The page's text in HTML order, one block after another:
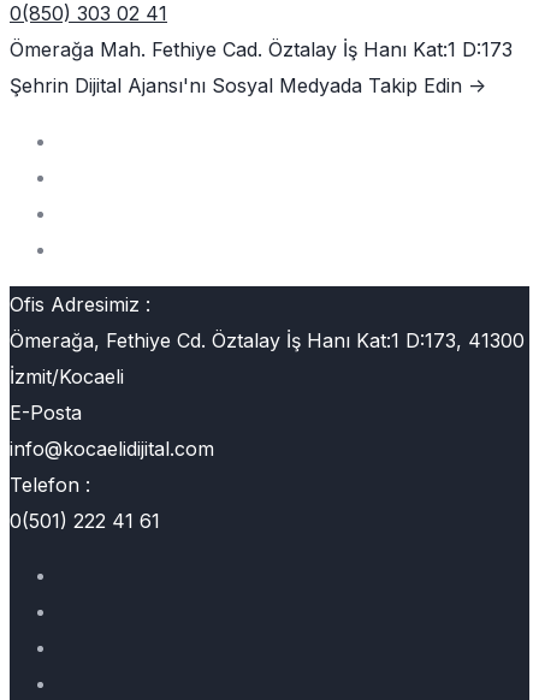
0(850) 303 02 41
Ömerağa Mah. Fethiye Cad. Öztalay İş Hanı Kat:1 D:173
Şehrin Dijital Ajansı'nı Sosyal Medyada Takip Edin ->
Ofis Adresimiz :
Ömerağa, Fethiye Cd. Öztalay İş Hanı Kat:1 D:173, 41300
İzmit/Kocaeli
E-Posta
info@kocaelidijital.com
Telefon :
0(501) 222 41 61